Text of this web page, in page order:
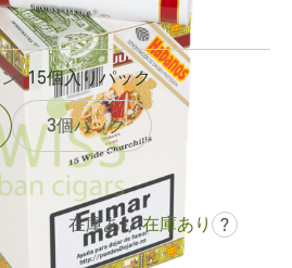
在庫あり:在庫あり ?
:15個入りパック
3個パック